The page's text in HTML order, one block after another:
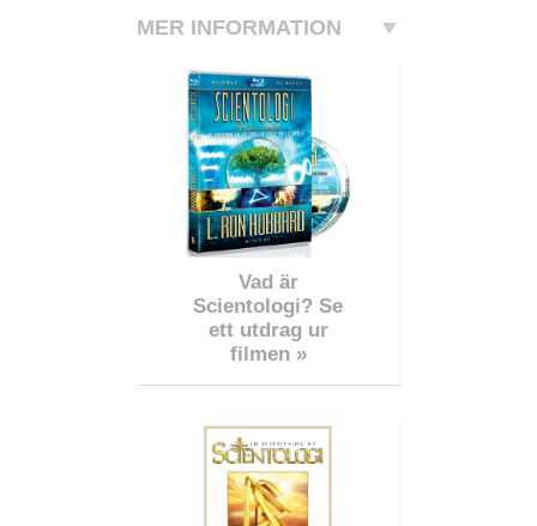
MER INFORMATION
Vad är
Scientologi? Se
ett utdrag ur
filmen »